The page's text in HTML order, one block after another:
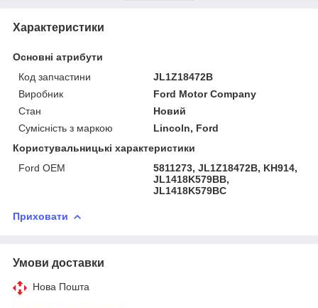
Характеристики
Основні атрибути
Код запчастини
JL1Z18472B
Виробник
Ford Motor Company
Стан
Новий
Сумісність з маркою
Lincoln, Ford
Користувальницькі характеристики
Ford OEM
5811273, JL1Z18472B, KH914,
JL1418K579BB,
JL1418K579BC
Приховати
Умови доставки
Нова Пошта